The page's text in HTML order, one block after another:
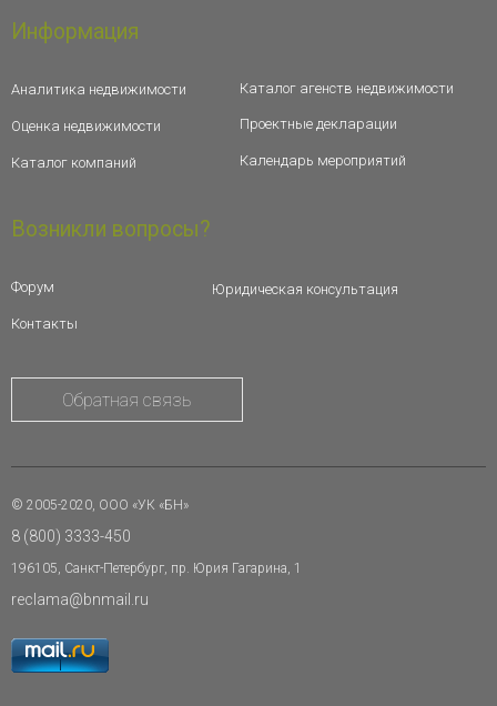
Информация
Аналитика недвижимости
Оценка недвижимости
Каталог компаний
Каталог агенств недвижимости
Проектные декларации
Календарь мероприятий
Возникли вопросы?
Форум
Контакты
Юридическая консультация
Обратная связь
© 2005-2020, ООО «УК «БН»
8 (800) 3333-450
196105, Санкт-Петербург, пр. Юрия Гагарина, 1
reclama@bnmail.ru